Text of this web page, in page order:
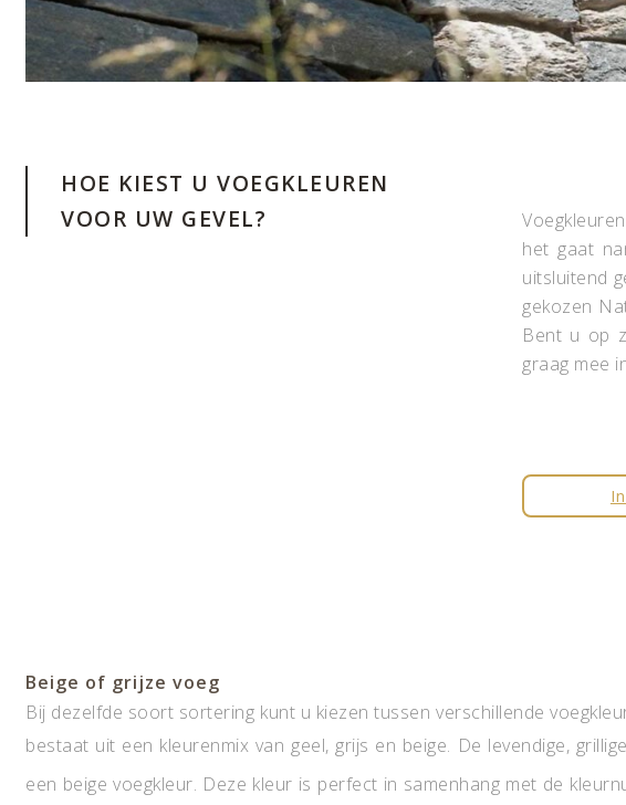
HOE KIEST U VOEGKLEUREN
VOOR UW GEVEL?
het gaat
uitsluitend
gekozen
Bent u op
graag mee
Beige of grijze voeg
Bij dezelfde soort sortering kunt u kiezen tussen verschillende
bestaat uit een kleurenmix van geel, grijs en beige. De levendige,
een beige voegkleur. Deze kleur is perfect in samenhang met de